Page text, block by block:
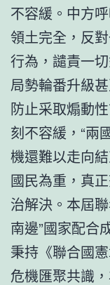
不容緩。中方
領土完全，反
行為，譴責一
局勢輪番升級
防止采取煽動
刻不容緩，“兩
機還難以走向
國民為重，真
治解決。本屆
南邊”國家配合
秉持《聯合國
危機匯聚共識